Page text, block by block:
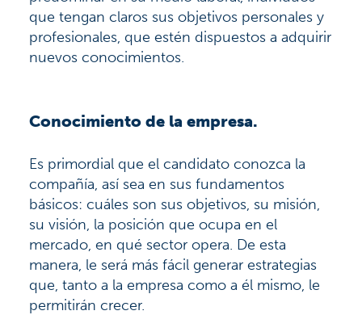
que tengan claros sus objetivos personales y
profesionales, que estén dispuestos a adquirir
nuevos conocimientos.
Conocimiento de la empresa.
Es primordial que el candidato conozca la
compañía, así sea en sus fundamentos
básicos: cuáles son sus objetivos, su misión,
su visión, la posición que ocupa en el
mercado, en qué sector opera. De esta
manera, le será más fácil generar estrategias
que, tanto a la empresa como a él mismo, le
permitirán crecer.